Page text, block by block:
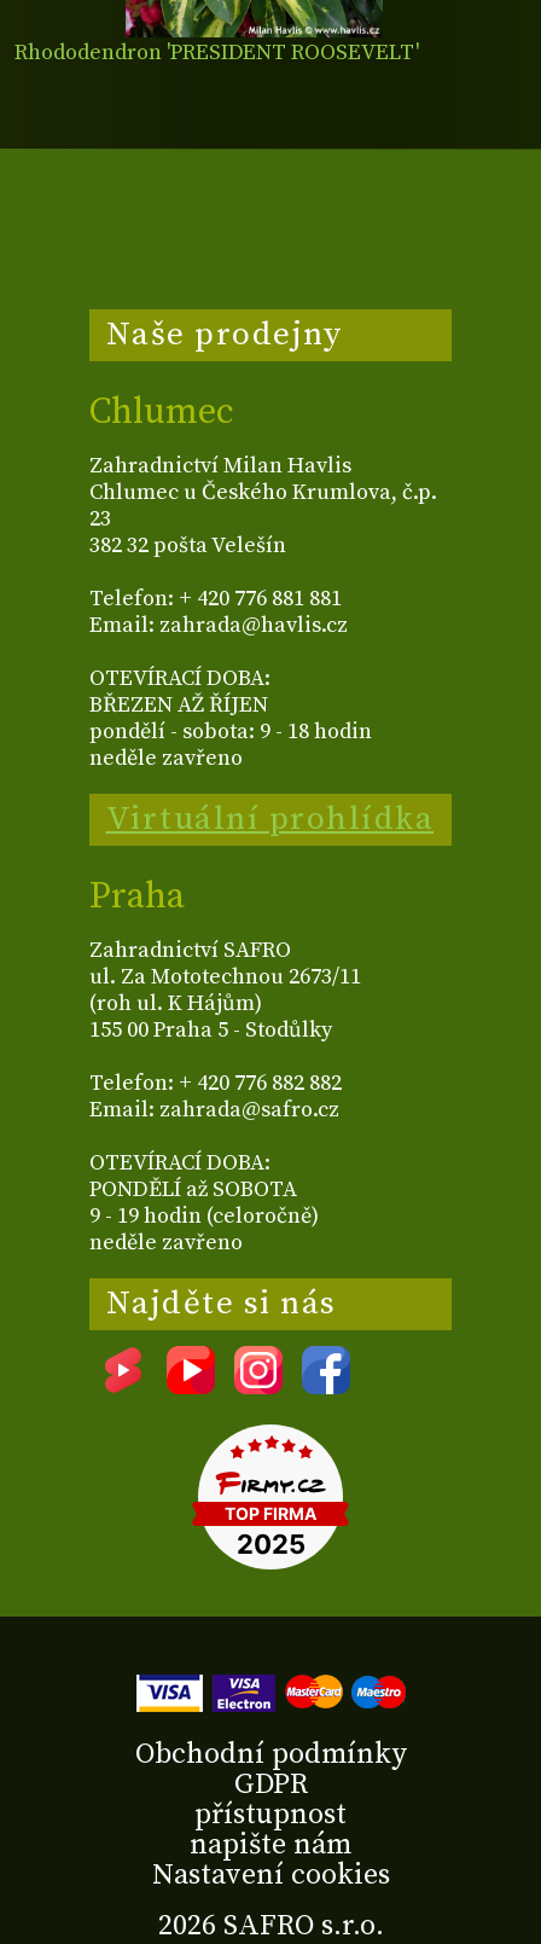
Rhododendron 'PRESIDENT ROOSEVELT'
Naše prodejny
Chlumec
Zahradnictví Milan Havlis
Chlumec u Českého Krumlova, č.p.
23
382 32 pošta Velešín
Telefon: + 420 776 881 881
Email: zahrada@havlis.cz
OTEVÍRACÍ DOBA:
BŘEZEN AŽ ŘÍJEN
pondělí - sobota: 9 - 18 hodin
neděle zavřeno
Virtuální prohlídka
Praha
Zahradnictví SAFRO
ul. Za Mototechnou 2673/11
(roh ul. K Hájům)
155 00 Praha 5 - Stodůlky
Telefon: + 420 776 882 882
Email: zahrada@safro.cz
OTEVÍRACÍ DOBA:
PONDĚLÍ až SOBOTA
9 - 19 hodin (celoročně)
neděle zavřeno
Najděte si nás
2026 SAFRO s.r.o.
Obchodní podmínky
GDPR
přístupnost
napište nám
Nastavení cookies